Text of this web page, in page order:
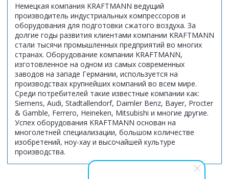
Немецкая компания KRAFTMANN ведущий
производитель индустриальных компрессоров и
оборудования для подготовки сжатого воздуха. За
долгие годы развития клиентами компании KRAFTMANN
стали тысячи промышленных предприятий во многих
странах. Оборудование компании KRAFTMANN,
изготовленное на одном из самых современных
заводов на западе Германии, используется на
производствах крупнейших компаний во всем мире.
Среди потребителей такие известные компании как:
Siemens, Audi, Stadtallendorf, Daimler Benz, Bayer, Procter
& Gamble, Ferrero, Heineken, Mitsubishi и многие другие.
Успех оборудования KRAFTMANN основан на
многолетней специализации, большом количестве
изобретений, ноу-хау и высочайшей культуре
производства.